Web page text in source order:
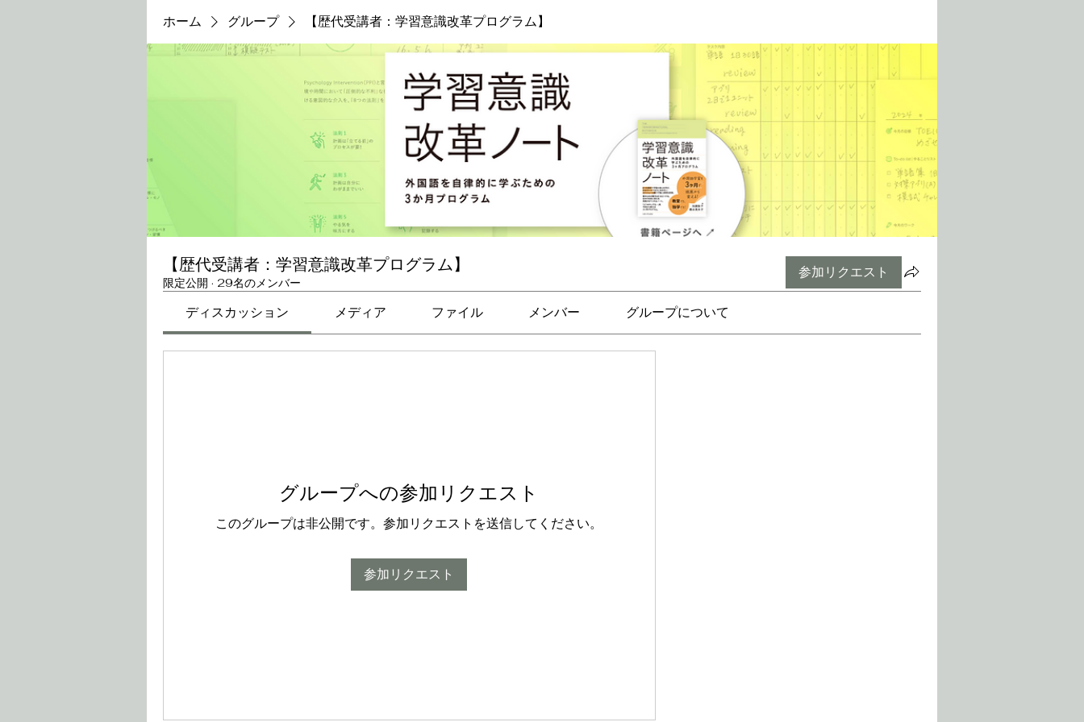
ホーム グループ 【歴代受講者：学習意識改革プログラム】
【歴代受講者：学習意識改革プログラム】
限定公開 · 29名のメンバー
参加リクエスト
ディスカッション メディア ファイル メンバー グループについて
グループへの参加リクエスト
このグループは非公開です。参加リクエストを送信してください。
参加リクエスト